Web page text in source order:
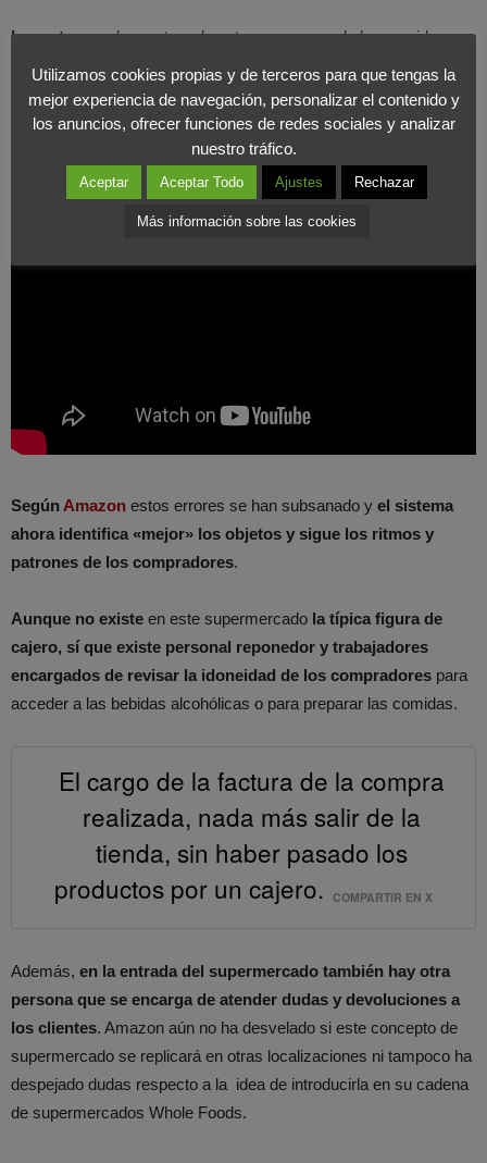
Los retrasosde apertura de este supermercado han venido
dados precisamente
por la dificultad que encontraba esta
tecnología para efectuar correctamente los cargosal salir del
centro, especialmente cuando había muchas personas o estas
Según Amazon estos errores se han subsanado y el sistema
ahora identifica «mejor» los objetos y sigue los ritmos y
patrones de los compradores.
Aunque no existe en este supermercado la típica figura de
cajero, sí que existe personal reponedor y trabajadores
encargados de revisar la idoneidad de los compradores para
acceder a las bebidas alcohólicas o para preparar las comidas.
El cargo de la factura de la compra
realizada, nada más salir de la
tienda, sin haber pasado los
productos por un cajero. COMPARTIR EN X
Además, en la entrada del supermercado también hay otra
persona que se encarga de atender dudas y devoluciones a
los clientes. Amazon aún no ha desvelado si este concepto de
supermercado se replicará en otras localizaciones ni tampoco ha
despejado dudas respecto a la idea de introducirla en su cadena
de supermercados Whole Foods.
Utilizamos cookies propias y de terceros para que tengas la
mejor experiencia de navegación, personalizar el contenido y
los anuncios, ofrecer funciones de redes sociales y analizar
nuestro tráfico.
Aceptar Aceptar Todo Ajustes Rechazar
Más información sobre las cookies